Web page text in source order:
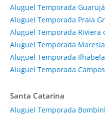
Aluguel Temporada Guarujá
Aluguel Temporada Praia
Aluguel Temporada Riviera
Aluguel Temporada
Aluguel Temporada Ilhabela
Aluguel Temporada
Santa Catarina
Aluguel Temporada